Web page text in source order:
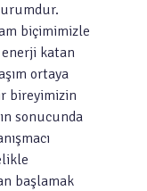
biçimimizle
katan
ortaya
bireyimizin
sonucunda
başlamak